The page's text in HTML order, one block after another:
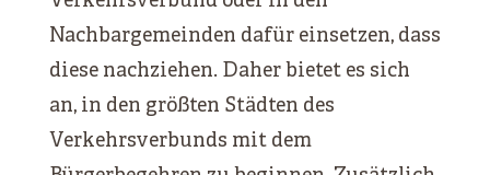
Nachbargemeinden dafür einsetzen, dass
diese nachziehen. Daher bietet es sich
an, in den größten Städten des
Verkehrsverbunds mit dem